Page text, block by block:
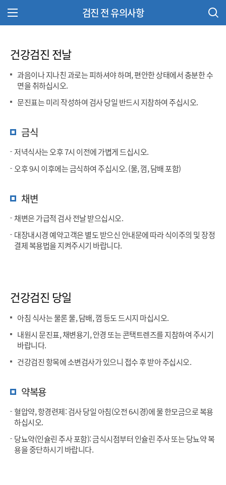
검진 전 유의사항
건강검진 전날
과음이나 지나친 과로는 피하셔야 하며, 편안한 상태에서 충분한 수
면을 취하십시오.
문진표는 미리 작성하여 검사 당일 반드시 지참하여 주십시오.
금식
저녁식사는 오후 7시 이전에 가볍게 드십시오.
오후 9시 이후에는 금식하여 주십시오. (물, 껌, 담배 포함)
채변
채변은 가급적 검사 전날 받으십시오.
대장내시경 예약고객은 별도 받으신 안내문에 따라 식이주의 및 장정
결제 복용법을 지켜주시기 바랍니다.
건강검진 당일
아침 식사는 물론 물, 담배, 껌 등도 드시지 마십시오.
내원시 문진표, 채변용기, 안경 또는 콘택트렌즈를 지참하여 주시기
바랍니다.
건강검진 항목에 소변검사가 있으니 접수 후 받아 주십시오.
약복용
혈압약, 항경련제: 검사 당일 아침(오전 6시경)에 물 한모금으로 복용
하십시오.
당뇨약(인슐린 주사 포함): 금식시점부터 인슐린 주사 또는 당뇨약 복
용을 중단하시기 바랍니다.